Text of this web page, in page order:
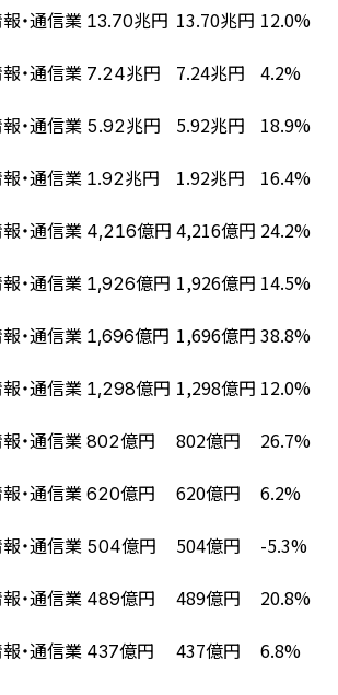
・通信業 13.70兆円 13.70兆円 12.0%
・通信業 7.24兆円 7.24兆円 4.2%
・通信業 5.92兆円 5.92兆円 18.9%
・通信業 1.92兆円 1.92兆円 16.4%
・通信業 4,216億円 4,216億円 24.2%
・通信業 1,926億円 1,926億円 14.5%
・通信業 1,696億円 1,696億円 38.8%
・通信業 1,298億円 1,298億円 12.0%
・通信業 802億円 802億円 26.7%
・通信業 620億円 620億円 6.2%
・通信業 504億円 504億円 -5.3%
・通信業 489億円 489億円 20.8%
・通信業 437億円 437億円 6.8%